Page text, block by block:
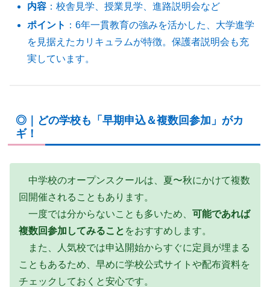
内容 ：校舎見学、授業見学、進路説明会など
ポイント ：6年一貫教育の強みを活かした、大学進学
を見据えたカリキュラムが特徴。保護者説明会も充
実しています。
◎｜どの学校も「早期申込＆複数回参加」がカ
ギ！
中学校のオープンスクールは、夏〜秋にかけて複数
回開催されることもあります。
一度では分からないことも多いため、 可能であれば
複数回参加してみること をおすすめします。
また、人気校では申込開始からすぐに定員が埋まる
こともあるため、早めに学校公式サイトや配布資料を
チェックしておくと安心です。